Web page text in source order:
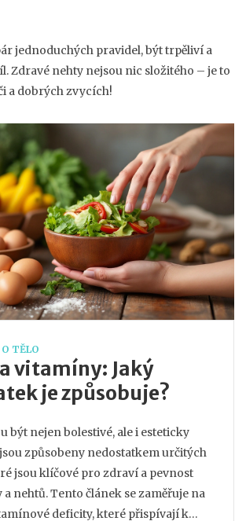
jednoduchých pravidel, být trpěliví a
Zdravé nehty nejsou nic složitého – je to
a dobrých zvycích!
O TĚLO
vitamíny: Jaký
je způsobuje?
být nejen bolestivé, ale i esteticky
způsobeny nedostatkem určitých
jsou klíčové pro zdraví a pevnost
nehtů. Tento článek se zaměřuje na
deficity, které přispívají k